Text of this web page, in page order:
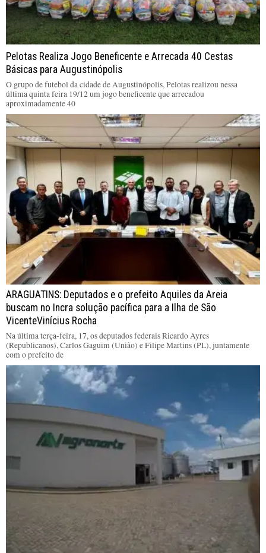
Pelotas Realiza Jogo Beneficente e Arrecada 40 Cestas
Básicas para Augustinópolis
O grupo de futebol da cidade de Augustinópolis, Pelotas realizou nessa
última quinta feira 19/12 um jogo beneficente que arrecadou
aproximadamente 40
ARAGUATINS: Deputados e o prefeito Aquiles da Areia
buscam no Incra solução pacífica para a Ilha de São
VicenteVinícius Rocha
Na última terça-feira, 17, os deputados federais Ricardo Ayres
(Republicanos), Carlos Gaguim (União) e Filipe Martins (PL), juntamente
com o prefeito de